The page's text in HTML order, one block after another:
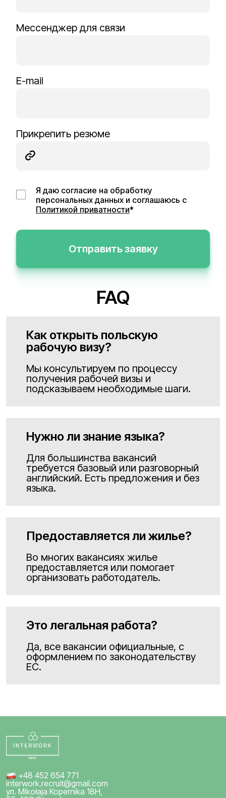
Мессенджер для связи
E-mail
Прикрепить резюме
Я даю согласие на обработку
персональных данных и соглашаюсь с
Политикой приватности*
Отправить заявку
FAQ
Как открыть польскую
рабочую визу?
Мы консультируем по процессу
получения рабочей визы и
подсказываем необходимые шаги.
Нужно ли знание языка?
Для большинства вакансий
требуется базовый или разговорный
английский. Есть предложения и без
языка.
Предоставляется ли жилье?
Во многих вакансиях жилье
предоставляется или помогает
организовать работодатель.
Это легальная работа?
Да, все вакансии официальные, с
оформлением по законодательству
ЕС.
+48 452 654 771
interwork.recruit@gmail.com
ул. Mikołaja Kopernika 18H,